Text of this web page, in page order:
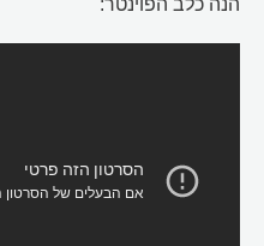
הנה כלב הפוינטר: